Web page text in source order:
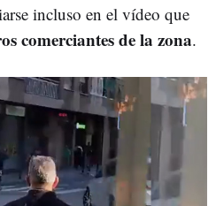
incluso en el vídeo que
comerciantes de la zona.